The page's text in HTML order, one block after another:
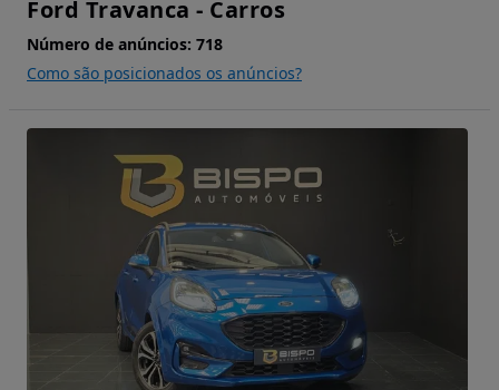
Ford Travanca - Carros
Número de anúncios: 718
Como são posicionados os anúncios?